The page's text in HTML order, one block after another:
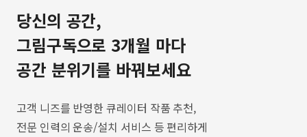
당신의 공간,
그림구독으로 3개월 마다
공간 분위기를 바꿔보세요
고객 니즈를 반영한 큐레이터 작품 추천,
전문 인력의 운송/설치 서비스 등 편리하게